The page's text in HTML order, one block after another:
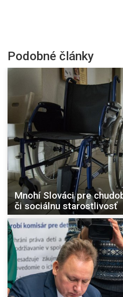
Podobné články
Mnohí Slováci pre
či sociálnu starostlivosť